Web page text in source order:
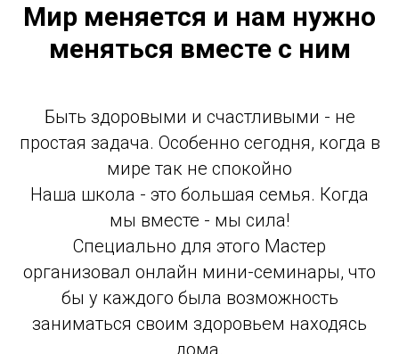
Мир меняется и нам нужно
меняться вместе с ним
Быть здоровыми и счастливыми - не
простая задача. Особенно сегодня, когда в
мире так не спокойно
Наша школа - это большая семья. Когда
мы вместе - мы сила!
Специально для этого Мастер
организовал онлайн мини-семинары, что
бы у каждого была возможность
заниматься своим здоровьем находясь
дома.